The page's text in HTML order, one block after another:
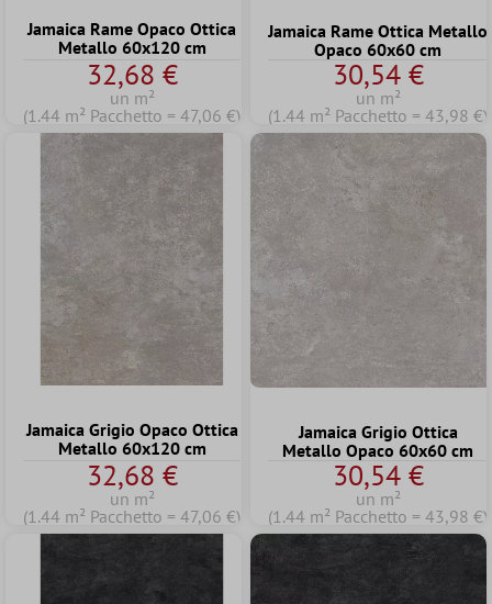
Jamaica Rame Opaco Ottica
Metallo 60x120 cm
32,68 €
un m²
(1.44 m² Pacchetto = 47,06 €)
Jamaica Rame Ottica Metallo
Opaco 60x60 cm
30,54 €
un m²
(1.44 m² Pacchetto = 43,98 €)
Jamaica Grigio Opaco Ottica
Metallo 60x120 cm
32,68 €
un m²
(1.44 m² Pacchetto = 47,06 €)
Jamaica Grigio Ottica
Metallo Opaco 60x60 cm
30,54 €
un m²
(1.44 m² Pacchetto = 43,98 €)